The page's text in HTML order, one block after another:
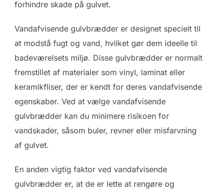
forhindre skade på gulvet.
Vandafvisende gulvbrædder er designet specielt til
at modstå fugt og vand, hvilket gør dem ideelle til
badeværelsets miljø. Disse gulvbrædder er normalt
fremstillet af materialer som vinyl, laminat eller
keramikfliser, der er kendt for deres vandafvisende
egenskaber. Ved at vælge vandafvisende
gulvbrædder kan du minimere risikoen for
vandskader, såsom buler, revner eller misfarvning
af gulvet.
En anden vigtig faktor ved vandafvisende
gulvbrædder er, at de er lette at rengøre og